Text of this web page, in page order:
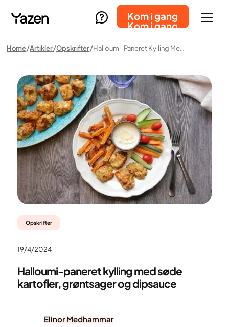
Kom i gang
Kom i gang
Home Artikler Opskrifter Halloumi-Paneret Kylling Med Søde Kartofler, Grøntsager Og Dipsauce
Opskrifter
19/4/2024
Halloumi-paneret kylling med søde
kartofler, grøntsager og dipsauce
Elinor Medhammar